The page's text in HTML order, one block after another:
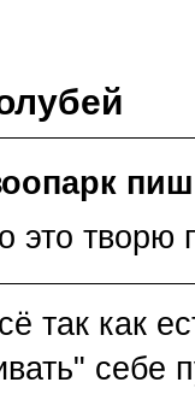
творю
так как
себе